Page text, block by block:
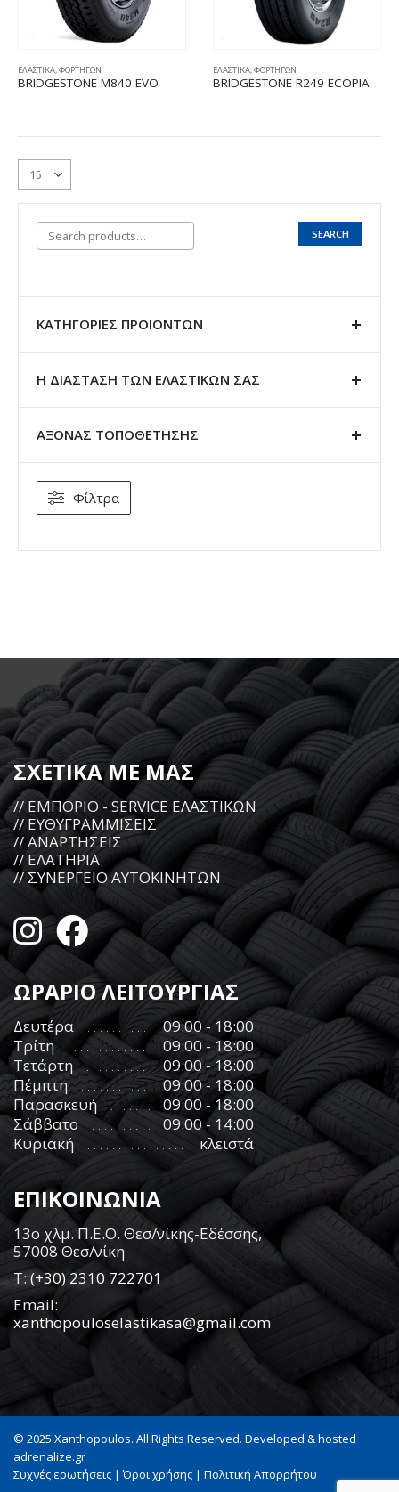
ΕΛΑΣΤΙΚΑ,ΦΟΡΤΗΓΩΝ
BRIDGESTONE M840 EVO
ΕΛΑΣΤΙΚΑ,ΦΟΡΤΗΓΩΝ
BRIDGESTONE R249 ECOPIA
SEARCH
ΚΑΤΗΓΟΡΊΕΣ ΠΡΟΪΌΝΤΩΝ
Η ΔΙΑΣΤΑΣΗ ΤΩΝ ΕΛΑΣΤΙΚΩΝ ΣΑΣ
ΑΞΟΝΑΣ ΤΟΠΟΘΕΤΗΣΗΣ
Φίλτρα
ΣΧΕΤΙΚΑ ΜΕ ΜΑΣ
// ΕΜΠΟΡΙΟ - SERVICE ΕΛΑΣΤΙΚΩΝ
// ΕΥΘΥΓΡΑΜΜΙΣΕΙΣ
// ΑΝΑΡΤΗΣΕΙΣ
// ΕΛΑΤΗΡΙΑ
// ΣΥΝΕΡΓΕΙΟ ΑΥΤΟΚΙΝΗΤΩΝ
ΩΡΑΡΙΟ ΛΕΙΤΟΥΡΓΙΑΣ
Δευτέρα
09:00 - 18:00
Τρίτη
09:00 - 18:00
Τετάρτη
09:00 - 18:00
Πέμπτη
09:00 - 18:00
Παρασκευή
09:00 - 18:00
Σάββατο
09:00 - 14:00
Κυριακή
κλειστά
ΕΠΙΚΟΙΝΩΝΙΑ
13ο χλμ. Π.Ε.Ο. Θεσ/νίκης-Εδέσσης,
57008 Θεσ/νίκη
Τ:(+30) 2310 722701
Email:
xanthopouloselastikasa@gmail.com
© 2025 Xanthopoulos. All Rights Reserved. Developed & hosted
adrenalize.gr
Συχνές ερωτήσεις |Όροι χρήσης | Πολιτική Απορρήτου